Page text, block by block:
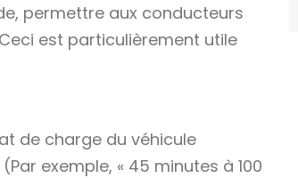
permettre aux conducteurs
est particulièrement utile
de charge du véhicule
exemple, « 45 minutes à 100